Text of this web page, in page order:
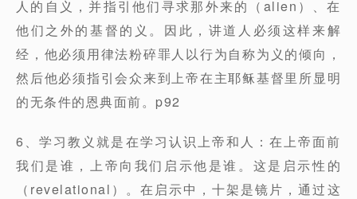
人的自义，并指引他们寻求那外来的（alien）、在
他们之外的基督的义。因此，讲道人必须这样来解
经，他必须用律法粉碎罪人以行为自称为义的倾向，
然后他必须指引会众来到上帝在主耶稣基督里所显明
的无条件的恩典面前。p92
6、学习教义就是在学习认识上帝和人：在上帝面前
我们是谁，上帝向我们启示他是谁。这是启示性的
（revelational）。在启示中，十架是镜片，通过这